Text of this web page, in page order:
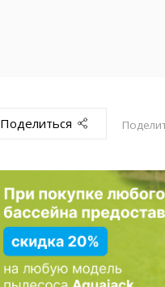
Поделиться